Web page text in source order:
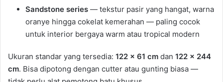
Sandstone series — tekstur pasir yang hangat, warna
oranye hingga cokelat kemerahan — paling cocok
untuk interior bergaya warm atau tropical modern
Ukuran standar yang tersedia: 122 × 61 cm dan 122 × 244
cm. Bisa dipotong dengan cutter atau gunting biasa —